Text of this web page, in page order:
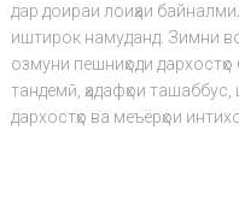
дар доираи лоиҳаи
иштирок намуданд. Зимни
озмуни пешниҳоди
тандемӣ, ҳадафҳои
дархостҳо ва меъёрҳои